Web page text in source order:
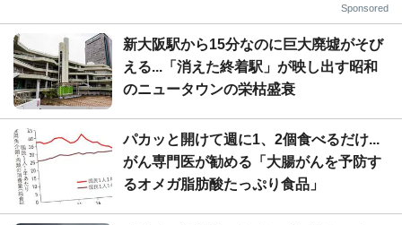
Sponsored
新大阪駅から15分なのに巨大廃墟がそび
える...「消えた終着駅」が映し出す昭和
のニュータウンの栄枯盛衰
パカッと開けて週に1、2個食べるだけ...
がん専門医が勧める「大腸がんを予防す
るオメガ脂肪酸たっぷり食品」